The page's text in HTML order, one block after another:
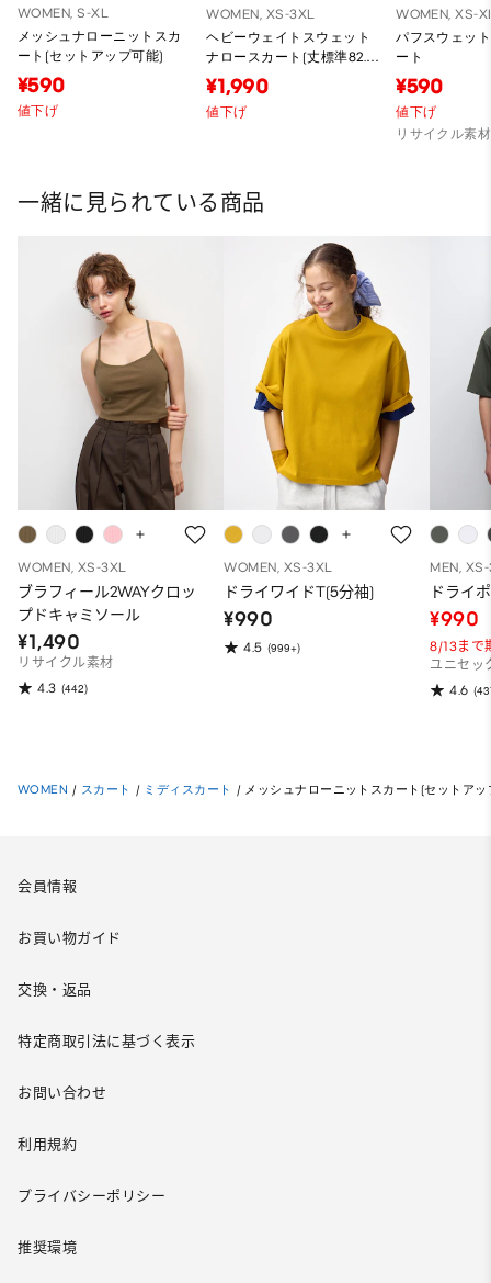
WOMEN, S-XL
メッシュナローニットスカ
ート(セットアップ可能)
¥590
値下げ
WOMEN, XS-3XL
ヘビーウェイトスウェット
ナロースカート(丈標準82.5
～89.5cm)
¥1,990
値下げ
WOMEN, XS-
パフスウェッ
ート
¥590
値下げ
リサイクル素材
一緒に見られている商品
WOMEN, XS-3XL
ブラフィール2WAYクロッ
プドキャミソール
¥1,490
リサイクル素材
4.3 (442)
WOMEN, XS-3XL
ドライワイドT(5分袖)
¥990
4.5 (999+)
MEN,
ドライ
¥990
8/13まで
ユニセッ
4.6
WOMEN / スカート / ミディスカート / メッシュナローニットスカート(セットアッ
会員情報
お買い物ガイド
交換・返品
特定商取引法に基づく表示
お問い合わせ
利用規約
プライバシーポリシー
推奨環境